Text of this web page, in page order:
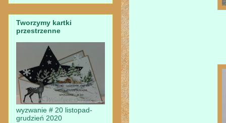
Tworzymy kartki
przestrzenne
wyzwanie # 20 listopad-
grudzień 2020